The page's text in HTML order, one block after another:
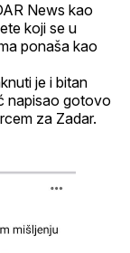
News kao
koji se u
ponaša kao
je i bitan
napisao gotovo
za Zadar.